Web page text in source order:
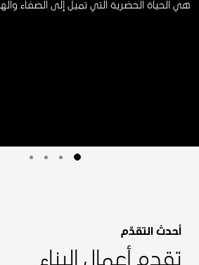
هي الحياة الحضرية التي تميل إلى الصفاء
أحدث التقدّم